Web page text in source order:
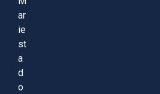
ar
ie
st
a
d
o